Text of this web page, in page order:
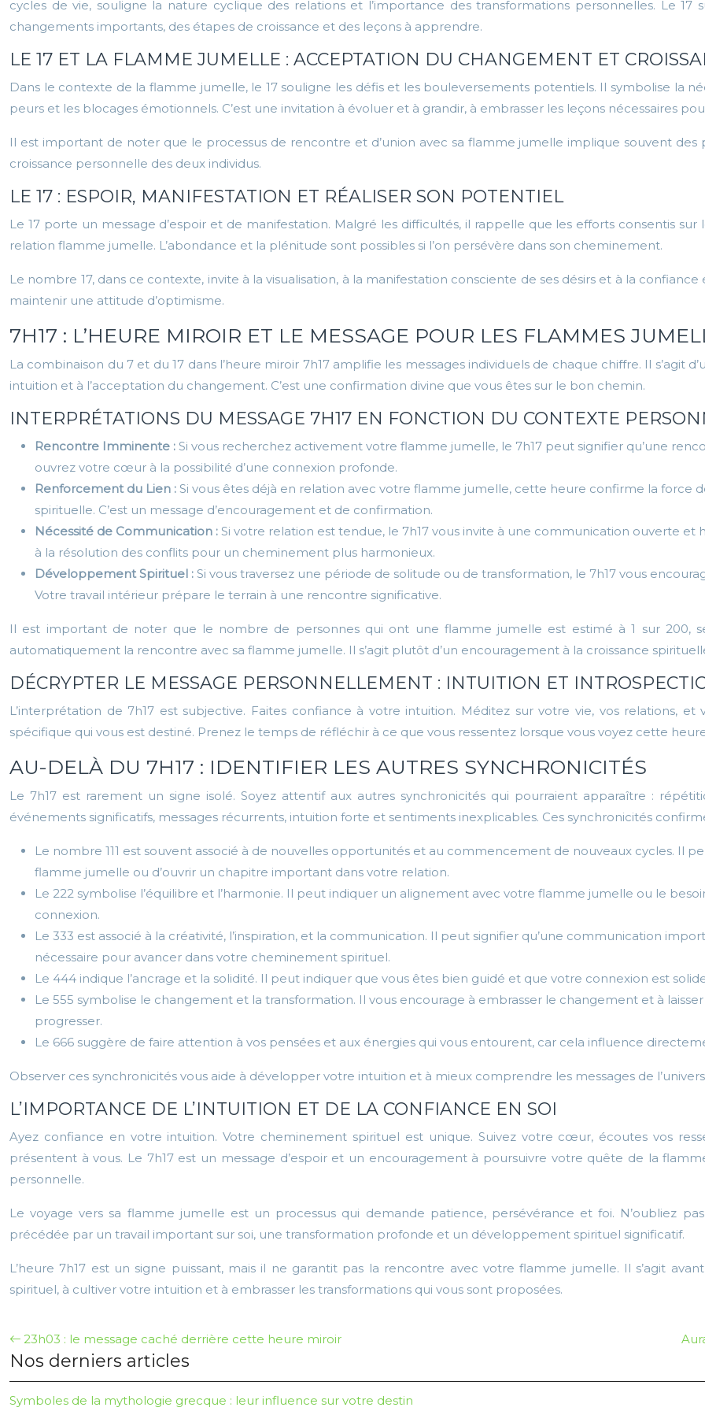
cycles de vie, souligne la nature cyclique des relations et l’importance des transformations personnelles. Le
changements importants, des étapes de croissance et des leçons à apprendre.
LE 17 ET LA FLAMME JUMELLE : ACCEPTATION DU CHANGEMENT ET
Dans le contexte de la flamme jumelle, le 17 souligne les défis et les bouleversements potentiels. Il symbolise la
peurs et les blocages émotionnels. C’est une invitation à évoluer et à grandir, à embrasser les leçons nécessaires
Il est important de noter que le processus de rencontre et d’union avec sa flamme jumelle implique souvent des
croissance personnelle des deux individus.
LE 17 : ESPOIR, MANIFESTATION ET RÉALISER SON POTENTIEL
Le 17 porte un message d’espoir et de manifestation. Malgré les difficultés, il rappelle que les efforts consentis
relation flamme jumelle. L’abondance et la plénitude sont possibles si l’on persévère dans son cheminement.
Le nombre 17, dans ce contexte, invite à la visualisation, à la manifestation consciente de ses désirs et à la
maintenir une attitude d’optimisme.
7H17 : L’HEURE MIROIR ET LE MESSAGE POUR LES FLAMMES
La combinaison du 7 et du 17 dans l’heure miroir 7h17 amplifie les messages individuels de chaque chiffre. Il s’agit
intuition et à l’acceptation du changement. C’est une confirmation divine que vous êtes sur le bon chemin.
INTERPRÉTATIONS DU MESSAGE 7H17 EN FONCTION DU CONTEXTE
Rencontre Imminente : Si vous recherchez activement votre flamme jumelle, le 7h17 peut signifier qu’une
ouvrez votre cœur à la possibilité d’une connexion profonde.
Renforcement du Lien : Si vous êtes déjà en relation avec votre flamme jumelle, cette heure confirme la force
spirituelle. C’est un message d’encouragement et de confirmation.
Nécessité de Communication : Si votre relation est tendue, le 7h17 vous invite à une communication ouverte
à la résolution des conflits pour un cheminement plus harmonieux.
Développement Spirituel : Si vous traversez une période de solitude ou de transformation, le 7h17 vous
Votre travail intérieur prépare le terrain à une rencontre significative.
Il est important de noter que le nombre de personnes qui ont une flamme jumelle est estimé à 1 sur 200,
automatiquement la rencontre avec sa flamme jumelle. Il s’agit plutôt d’un encouragement à la croissance
DÉCRYPTER LE MESSAGE PERSONNELLEMENT : INTUITION ET
L’interprétation de 7h17 est subjective. Faites confiance à votre intuition. Méditez sur votre vie, vos relations,
spécifique qui vous est destiné. Prenez le temps de réfléchir à ce que vous ressentez lorsque vous voyez cette
AU-DELÀ DU 7H17 : IDENTIFIER LES AUTRES SYNCHRONICITÉS
Le 7h17 est rarement un signe isolé. Soyez attentif aux autres synchronicités qui pourraient apparaître :
événements significatifs, messages récurrents, intuition forte et sentiments inexplicables. Ces synchronicités
Le nombre 111 est souvent associé à de nouvelles opportunités et au commencement de nouveaux cycles. Il
flamme jumelle ou d’ouvrir un chapitre important dans votre relation.
Le 222 symbolise l’équilibre et l’harmonie. Il peut indiquer un alignement avec votre flamme jumelle ou le
connexion.
Le 333 est associé à la créativité, l’inspiration, et la communication. Il peut signifier qu’une communication
nécessaire pour avancer dans votre cheminement spirituel.
Le 444 indique l’ancrage et la solidité. Il peut indiquer que vous êtes bien guidé et que votre connexion est
Le 555 symbolise le changement et la transformation. Il vous encourage à embrasser le changement et à
progresser.
Le 666 suggère de faire attention à vos pensées et aux énergies qui vous entourent, car cela influence
Observer ces synchronicités vous aide à développer votre intuition et à mieux comprendre les messages de
L’IMPORTANCE DE L’INTUITION ET DE LA CONFIANCE EN SOI
Ayez confiance en votre intuition. Votre cheminement spirituel est unique. Suivez votre cœur, écoutes vos
présentent à vous. Le 7h17 est un message d’espoir et un encouragement à poursuivre votre quête de la
personnelle.
Le voyage vers sa flamme jumelle est un processus qui demande patience, persévérance et foi. N’oubliez
précédée par un travail important sur soi, une transformation profonde et un développement spirituel significatif.
L’heure 7h17 est un signe puissant, mais il ne garantit pas la rencontre avec votre flamme jumelle. Il s’agit
spirituel, à cultiver votre intuition et à embrasser les transformations qui vous sont proposées.
23h03 : le message caché derrière cette heure miroir
Nos derniers articles
Symboles de la mythologie grecque : leur influence sur votre destin